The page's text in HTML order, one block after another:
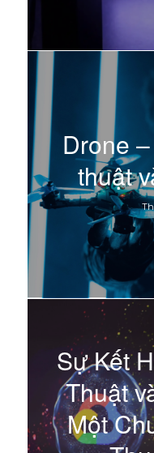
Drone
thuật
Sự Kết
Thuật
Một